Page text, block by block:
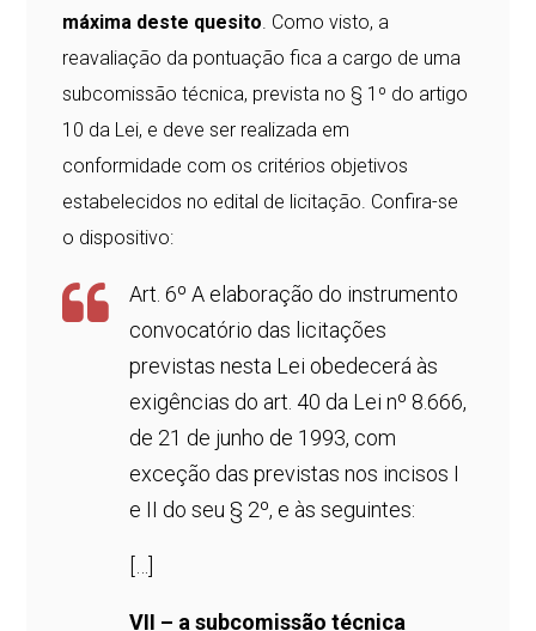
máxima deste quesito. Como visto, a
reavaliação da pontuação fica a cargo de uma
subcomissão técnica, prevista no § 1º do artigo
10 da Lei, e deve ser realizada em
conformidade com os critérios objetivos
estabelecidos no edital de licitação. Confira-se
o dispositivo:
Art. 6º A elaboração do instrumento
convocatório das licitações
previstas nesta Lei obedecerá às
exigências do art. 40 da Lei nº 8.666,
de 21 de junho de 1993, com
exceção das previstas nos incisos I
e II do seu § 2º, e às seguintes:
VII – a subcomissão técnica